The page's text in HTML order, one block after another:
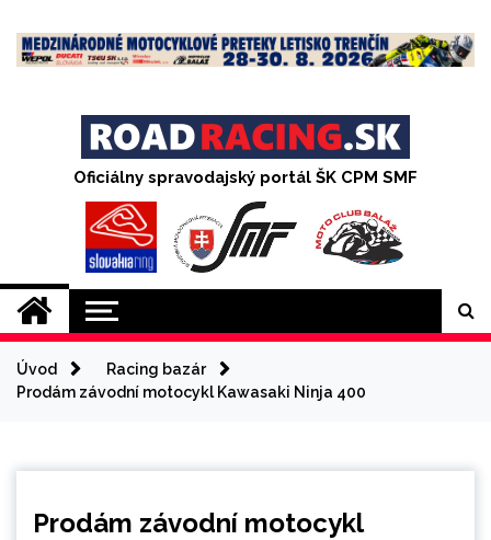
content
Oficiálny spravodajský portál ŠK CPM SMF
Úvod
Racing bazár
Prodám závodní motocykl Kawasaki Ninja 400
Prodám závodní motocykl